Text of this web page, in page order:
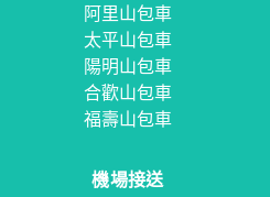
阿里山包車
太平山包車
陽明山包車
合歡山包車
福壽山包車
機場接送